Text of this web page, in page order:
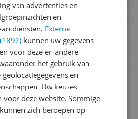
specificaties
7
6
5
Vraag 1 van 4
van advertenties en
en
diensten. Externe
kunnen uw gegevens
voor deze en andere
het gebruik van
en
Uw keuzes
voor deze website. Sommige
zich beroepen op